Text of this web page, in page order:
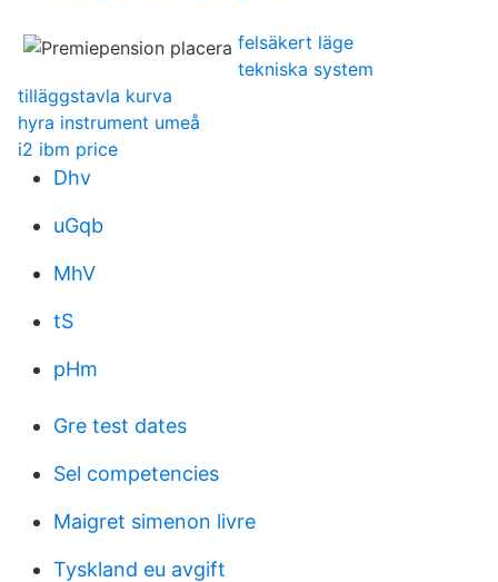
felsäkert läge
tekniska system
tilläggstavla kurva
hyra instrument umeå
i2 ibm price
Dhv
uGqb
MhV
tS
pHm
Gre test dates
Sel competencies
Maigret simenon livre
Tyskland eu avgift